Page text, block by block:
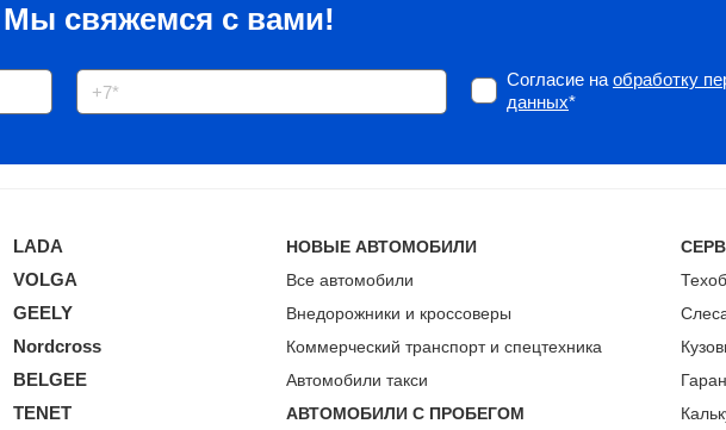
Мы свяжемся с вами!
Согласие на обработку
данных*
LADA
VOLGA
GEELY
Nordcross
BELGEE
TENET
НОВЫЕ АВТОМОБИЛИ
Все автомобили
Внедорожники и кроссоверы
Коммерческий транспорт и спецтехника
Автомобили такси
АВТОМОБИЛИ С ПРОБЕГОМ